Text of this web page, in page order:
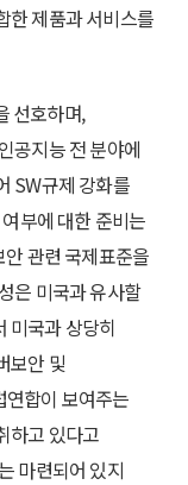
한 제품과 서비스를
선호하며,
공지능 전 분야에
SW규제 강화를
부에 대한 준비는
관련 국제표준을
은 미국과 유사할
미국과 상당히
보안 및
합이 보여주는
하고 있다고
마련되어 있지